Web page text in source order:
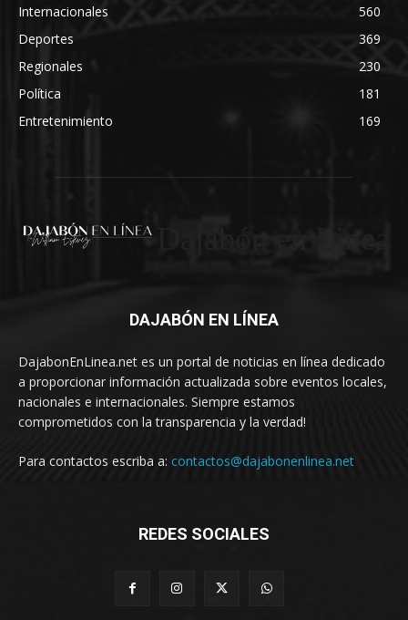
Internacionales
560
Deportes
369
Regionales
230
Política
181
Entretenimiento
169
DAJABÓN EN LÍNEA
DajabonEnLinea.net es un portal de noticias en línea dedicado
a proporcionar información actualizada sobre eventos locales,
nacionales e internacionales. Siempre estamos
comprometidos con la transparencia y la verdad!
Para contactos escriba a: contactos@dajabonenlinea.net
REDES SOCIALES